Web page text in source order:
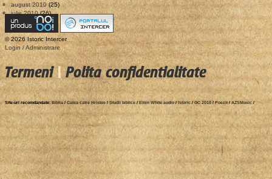
august 2010 (25)
iulie 2010(26)
© 2026 Istoric Intercer
Login / Administrare
Termeni|Polita confidentialitate
Site-uri recomdandate: Biblia / Calea catre Hristos/ Studii biblice / Ellen White audio /Istoric / GC 2010/ Poezii/ AZSMusic /